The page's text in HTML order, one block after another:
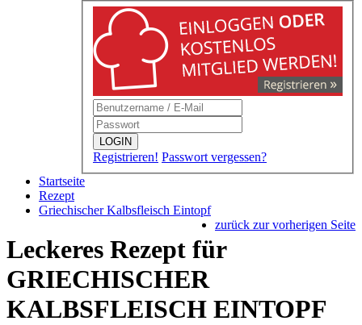
LOGIN
Registrieren! Passwort vergessen?
Startseite
Rezept
Griechischer Kalbsfleisch Eintopf
zurück zur vorherigen Seite
Leckeres Rezept für
GRIECHISCHER
KALBSFLEISCH EINTOPF